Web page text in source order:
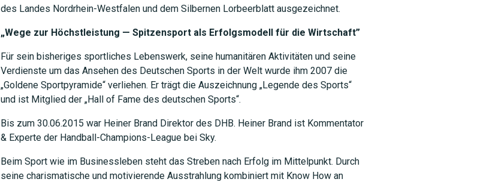
des Landes Nordrhein-Westfalen und dem Silbernen Lorbeerblatt ausgezeichnet.
„Wege zur Höchstleistung — Spitzensport als Erfolgsmodell für die Wirtschaft”
Für sein bisheriges sportliches Lebenswerk, seine humanitären Aktivitäten und seine
Verdienste um das Ansehen des Deutschen Sports in der Welt wurde ihm 2007 die
„Goldene Sportpyramide“ verliehen. Er trägt die Auszeichnung „Legende des Sports“
und ist Mitglied der „Hall of Fame des deutschen Sports“.
Bis zum 30.06.2015 war Heiner Brand Direktor des DHB. Heiner Brand ist Kommentator
& Experte der Handball-Champions-League bei Sky.
Beim Sport wie im Businessleben steht das Streben nach Erfolg im Mittelpunkt. Durch
seine charismatische und motivierende Ausstrahlung kombiniert mit Know How an